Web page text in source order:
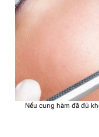
Nếu cung hàm đã đủ